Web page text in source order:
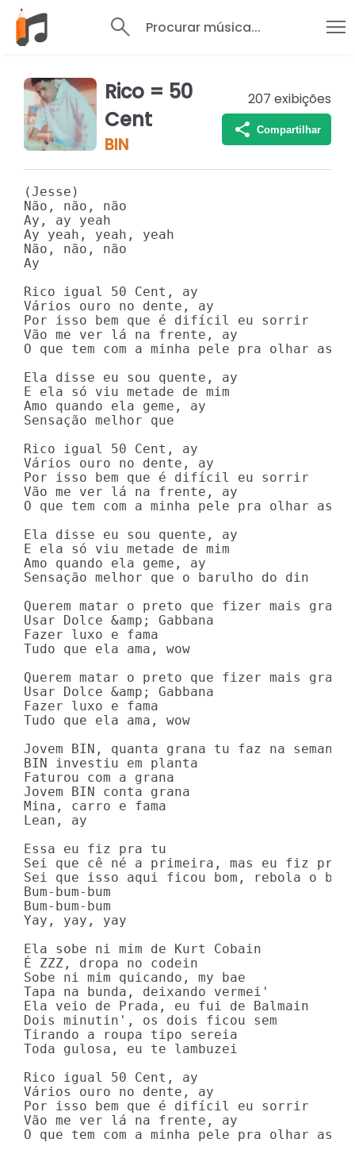
Procurar música...
Rico = 50
Cent
BIN
207 exibições
Compartilhar
(Jesse)
Não, não, não
Ay, ay yeah
Ay yeah, yeah, yeah
Não, não, não
Ay
Rico igual 50 Cent, ay
Vários ouro no dente, ay
Por isso bem que é difícil eu sorrir
Vão me ver lá na frente, ay
O que tem com a minha pele pra olhar
Ela disse eu sou quente, ay
E ela só viu metade de mim
Amo quando ela geme, ay
Sensação melhor que
Rico igual 50 Cent, ay
Vários ouro no dente, ay
Por isso bem que é difícil eu sorrir
Vão me ver lá na frеnte, ay
O que tem com a minha pele pra olhar
Ela disse eu sou quente, ay
E ela só viu metade de mim
Amo quando ela geme, ay
Sensação melhor que o barulho do din
Querem matar o preto que fizer mais grana
Usar Dolce &amp; Gabbana
Fazer luxo e fama
Tudo que ela ama, wow
Querem matar o preto que fizer mais grana
Usar Dolce &amp; Gabbana
Fazer luxo e fama
Tudo que ela ama, wow
Jovem BIN, quanta grana tu faz na semana?
BIN investiu em planta
Faturou com a grana
Jovem BIN conta grana
Mina, carro e fama
Lean, ay
Essa eu fiz pra tu
Sei que cê né a primeira, mas eu fiz pra
Sei que isso aqui ficou bom, rebola o
Bum-bum-bum
Bum-bum-bum
Yay, yay, yay
Ela sobe ni mim de Kurt Cobain
É ZZZ, dropa no codein
Sobe ni mim quicando, my bae
Tapa na bunda, deixando vermei'
Ela veio de Prada, eu fui de Balmain
Dois minutin', os dois ficou sem
Tirando a roupa tipo sereia
Toda gulosa, eu te lambuzei
Rico igual 50 Cent, ay
Vários ouro no dente, ay
Por isso bem que é difícil eu sorrir
Vão me ver lá na frente, ay
O que tem com a minha pele pra olhar